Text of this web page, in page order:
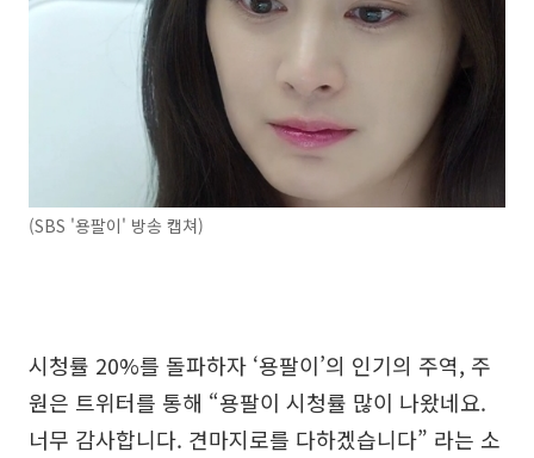
(SBS '용팔이' 방송 캡쳐)
시청률 20%를 돌파하자 ‘용팔이’의 인기의 주역, 주
원은 트위터를 통해 “용팔이 시청률 많이 나왔네요.
너무 감사합니다. 견마지로를 다하겠습니다” 라는 소